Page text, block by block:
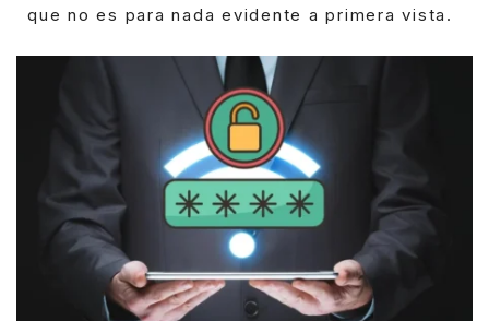
que no es para nada evidente a primera vista.